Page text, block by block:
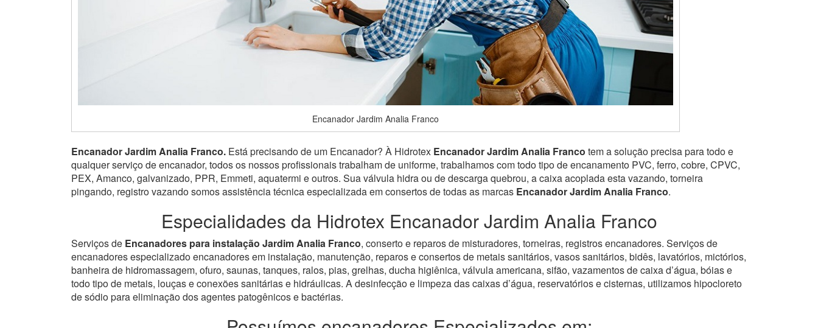
Encanador Jardim Analia Franco
Encanador Jardim Analia Franco. Está precisando de um Encanador? À Hidrotex Encanador Jardim Analia Franco tem a solução precisa para todo e
qualquer serviço de encanador, todos os nossos profissionais trabalham de uniforme, trabalhamos com todo tipo de encanamento PVC, ferro, cobre, CPVC,
PEX, Amanco, galvanizado, PPR, Emmeti, aquatermi e outros. Sua válvula hidra ou de descarga quebrou, a caixa acoplada esta vazando, torneira
pingando, registro vazando somos assistência técnica especializada em consertos de todas as marcas Encanador Jardim Analia Franco.
Especialidades da Hidrotex Encanador Jardim Analia Franco
Serviços de Encanadores para instalação Jardim Analia Franco, conserto e reparos de misturadores, torneiras, registros encanadores. Serviços de
encanadores especializado encanadores em instalação, manutenção, reparos e consertos de metais sanitários, vasos sanitários, bidês, lavatórios, mictórios,
banheira de hidromassagem, ofuro, saunas, tanques, ralos, pias, grelhas, ducha higiênica, válvula americana, sifão, vazamentos de caixa d’água, bóias e
todo tipo de metais, louças e conexões sanitárias e hidráulicas. A desinfecção e limpeza das caixas d’água, reservatórios e cisternas, utilizamos hipocloreto
de sódio para eliminação dos agentes patogênicos e bactérias.